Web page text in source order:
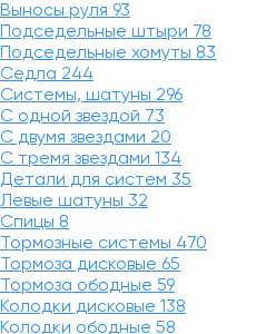
Выносы руля 93
Подседельные штыри 78
Подседельные хомуты 83
Седла 244
Системы, шатуны 296
С одной звездой 73
С двумя звездами 20
С тремя звездами 134
Детали для систем 35
Левые шатуны 32
Спицы 8
Тормозные системы 470
Тормоза дисковые 65
Тормоза ободные 59
Колодки дисковые 138
Колодки ободные 58